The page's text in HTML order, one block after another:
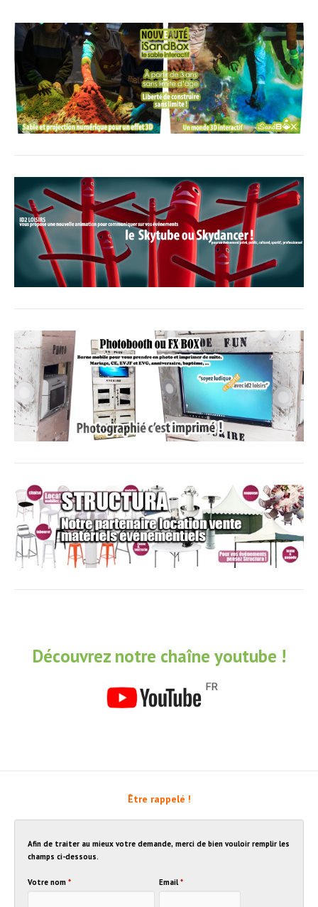
Découvrez notre chaîne youtube !
Être rappelé !
Afin de traiter au mieux votre demande, merci de bien vouloir remplir les
champs ci-dessous.
Votre nom * Email*